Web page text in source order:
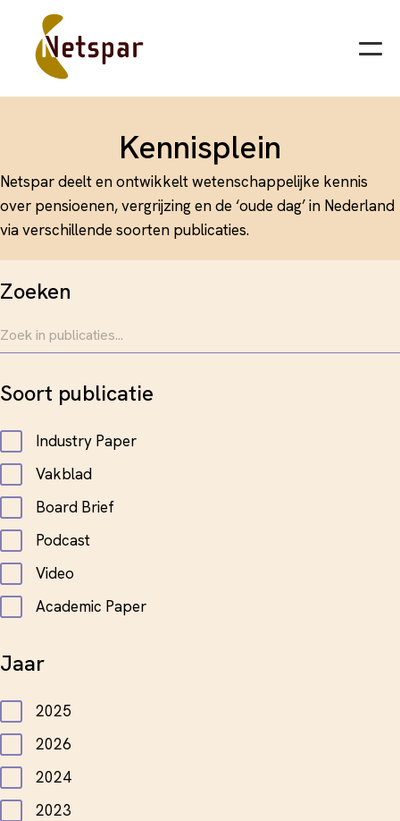
Kennisplein
Netspar deelt en ontwikkelt wetenschappelijke kennis
over pensioenen, vergrijzing en de ‘oude dag’ in Nederland
via verschillende soorten publicaties.
Zoeken
Soort publicatie
Industry Paper
Vakblad
Board Brief
Podcast
Video
Academic Paper
Jaar
2025
2026
2024
2023